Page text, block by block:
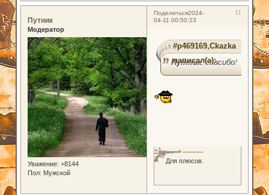
Поделиться 11
2024-
04-11 00:50:23
Путник
Модератор
Уважение: +8144
Пол: Мужской
#p469169,Ckazka
написал(а):
Путник, спасибо!
Для плюсов.
+1